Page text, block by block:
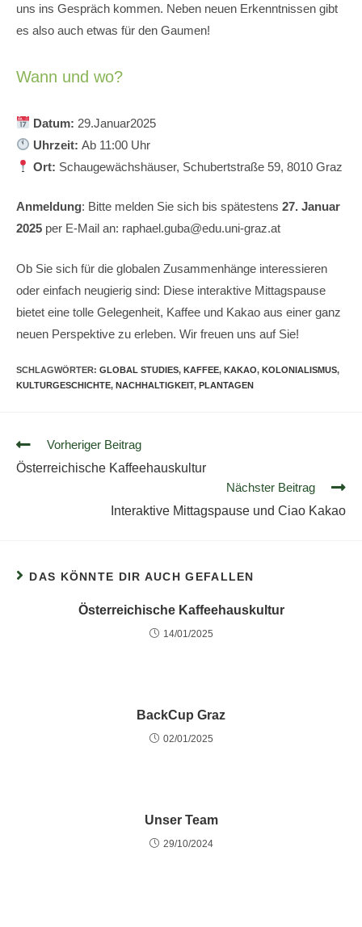
uns ins Gespräch kommen. Neben neuen Erkenntnissen gibt
es also auch etwas für den Gaumen!
Wann und wo?
Datum: 29.Januar2025
Uhrzeit: Ab 11:00 Uhr
Ort: Schaugewächshäuser, Schubertstraße 59, 8010 Graz
Anmeldung: Bitte melden Sie sich bis spätestens 27. Januar
2025 per E-Mail an: raphael.guba@edu.uni-graz.at
Ob Sie sich für die globalen Zusammenhänge interessieren
oder einfach neugierig sind: Diese interaktive Mittagspause
bietet eine tolle Gelegenheit, Kaffee und Kakao aus einer ganz
neuen Perspektive zu erleben. Wir freuen uns auf Sie!
SCHLAGWÖRTER: GLOBAL STUDIES, KAFFEE, KAKAO, KOLONIALISMUS,
KULTURGESCHICHTE, NACHHALTIGKEIT, PLANTAGEN
Vorheriger Beitrag
Österreichische Kaffeehauskultur
Nächster Beitrag
Interaktive Mittagspause und Ciao Kakao
DAS KÖNNTE DIR AUCH GEFALLEN
Österreichische Kaffeehauskultur
14/01/2025
BackCup Graz
02/01/2025
Unser Team
29/10/2024